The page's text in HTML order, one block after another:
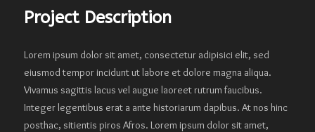
Project Description
Lorem ipsum dolor sit amet, consectetur adipisici elit, sed
eiusmod tempor incidunt ut labore et dolore magna aliqua.
Vivamus sagittis lacus vel augue laoreet rutrum faucibus.
Integer legentibus erat a ante historiarum dapibus. At nos hinc
posthac, sitientis piros Afros. Lorem ipsum dolor sit amet,